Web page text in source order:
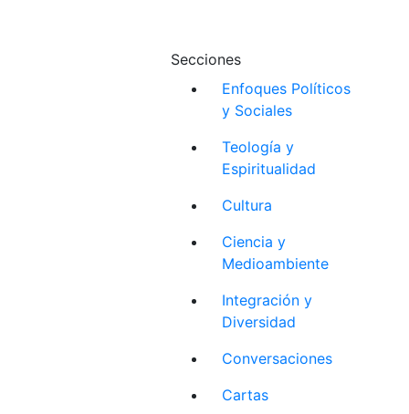
Secciones
Enfoques Políticos
y Sociales
Teología y
Espiritualidad
Cultura
Ciencia y
Medioambiente
Integración y
Diversidad
Conversaciones
Cartas